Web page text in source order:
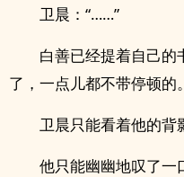
卫晨：“……”
白善已经提着自己
了，一点儿都不带停顿的。
卫晨只能看着他的背
他只能幽幽地叹了一